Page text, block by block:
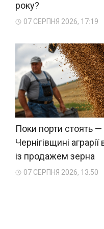
року?
07 СЕРПНЯ 2026, 17:19
Поки порти стоять —
Чернігівщині
із продажем зерна
07 СЕРПНЯ 2026, 13:50